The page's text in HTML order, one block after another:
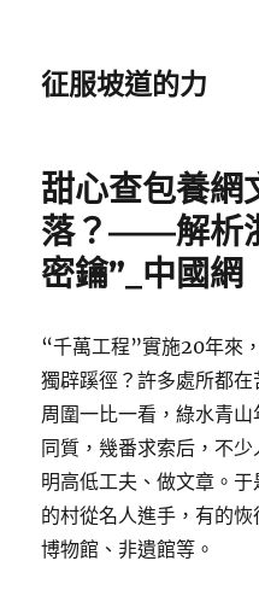
征服坡道的力
甜心查包養網
落？——解析
密鑰”_中國網
“千萬工程”實施20年來
獨辟蹊徑？許多處所都
周圍一比一看，綠水青
同質，幾番求索后，不
明高低工夫、做文章。
的村從名人進手，有的
博物館、非遺館等。